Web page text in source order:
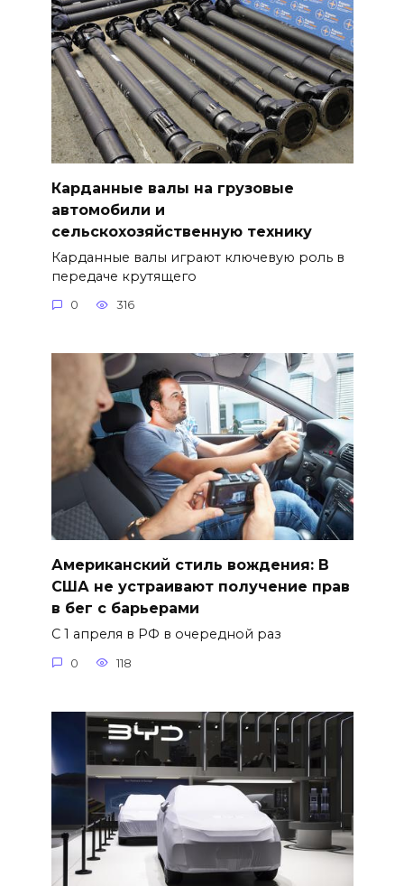
Карданные валы на грузовые
автомобили и
сельскохозяйственную технику
Карданные валы играют ключевую роль в
передаче крутящего
0 316
Американский стиль вождения: В
США не устраивают получение прав
в бег с барьерами
С 1 апреля в РФ в очередной раз
0 118